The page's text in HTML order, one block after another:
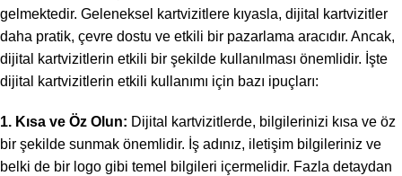
gelmektedir. Geleneksel kartvizitlere kıyasla, dijital kartvizitler
daha pratik, çevre dostu ve etkili bir pazarlama aracıdır. Ancak,
dijital kartvizitlerin etkili bir şekilde kullanılması önemlidir. İşte
dijital kartvizitlerin etkili kullanımı için bazı ipuçları:
1. Kısa ve Öz Olun: Dijital kartvizitlerde, bilgilerinizi kısa ve öz
bir şekilde sunmak önemlidir. İş adınız, iletişim bilgileriniz ve
belki de bir logo gibi temel bilgileri içermelidir. Fazla detaydan